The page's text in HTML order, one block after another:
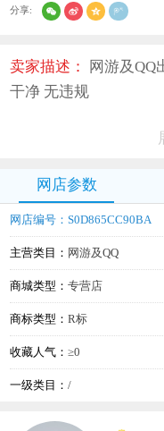
分享:
卖家描述：
网游及QQ
干净 无违规
网店参数
网店编号：S0D865CC90BA
主营类目： 网游及QQ
商城类型：专营店
商标类型：R标
收藏人气：≥0
一级类目：/